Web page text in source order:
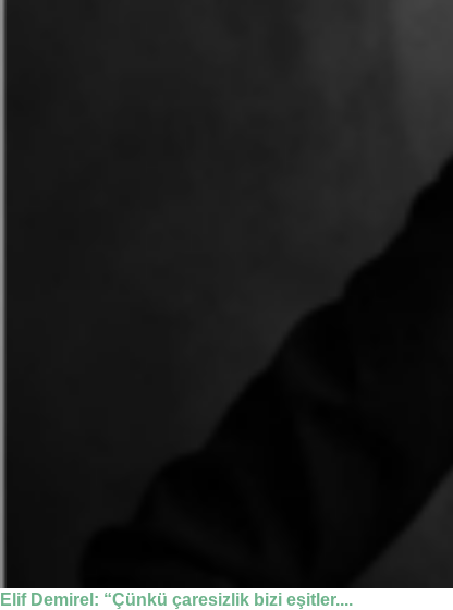
Elif Demirel: “Çünkü çaresizlik bizi eşitler....